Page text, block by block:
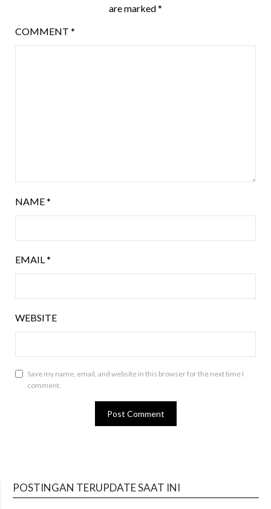
are marked*
COMMENT *
NAME*
EMAIL*
WEBSITE
Save my name, email, and website in this browser for the next time I
comment.
POSTINGAN TERUPDATE SAAT INI